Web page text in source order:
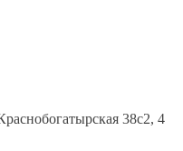
38с2, 4